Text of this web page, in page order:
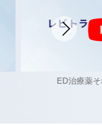
イースト駅前